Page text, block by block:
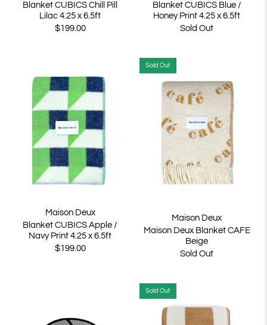
Blanket CUBICS Chill Pill
Lilac 4.25 x 6.5ft
$199.00
Blanket CUBICS Blue /
Honey Print 4.25 x 6.5ft
Sold Out
Maison Deux
Blanket CUBICS Apple /
Navy Print 4.25 x 6.5ft
$199.00
Sold Out
Maison Deux
Maison Deux Blanket CAFE
Beige
Sold Out
Sold Out